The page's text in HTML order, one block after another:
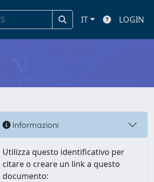
IT LOGIN
Informazioni
Utilizza questo identificativo per
citare o creare un link a questo
documento: